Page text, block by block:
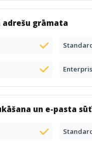
adrešu grāmata
un e-pasta